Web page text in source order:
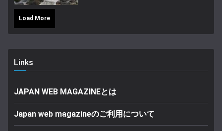
Load More
Links
JAPAN WEB MAGAZINEとは
Japan web magazineのご利用について